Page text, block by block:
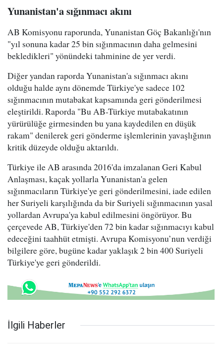
Yunanistan'a sığınmacı akını
AB Komisyonu raporunda, Yunanistan Göç Bakanlığı'nın
"yıl sonuna kadar 25 bin sığınmacının daha gelmesini
bekledikleri" yönündeki tahminine de yer verdi.
Diğer yandan raporda Yunanistan'a sığınmacı akını
olduğu halde aynı dönemde Türkiye'ye sadece 102
sığınmacının mutabakat kapsamında geri gönderilmesi
eleştirildi. Raporda "Bu AB-Türkiye mutabakatının
yürürülüğe girmesinden bu yana kaydedilen en düşük
rakam" denilerek geri gönderme işlemlerinin yavaşlığının
kritik düzeyde olduğu aktarıldı.
Türkiye ile AB arasında 2016'da imzalanan Geri Kabul
Anlaşması, kaçak yollarla Yunanistan'a gelen
sığınmacıların Türkiye'ye geri gönderilmesini, iade edilen
her Suriyeli karşılığında da bir Suriyeli sığınmacının yasal
yollardan Avrupa'ya kabul edilmesini öngörüyor. Bu
çerçevede AB, Türkiye'den 72 bin kadar sığınmacıyı kabul
edeceğini taahhüt etmişti. Avrupa Komisyonu’nun verdiği
bilgilere göre, bugüne kadar yaklaşık 2 bin 400 Suriyeli
Türkiye'ye geri gönderildi.
İlgili Haberler